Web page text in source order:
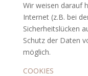
Wir weisen darauf
Internet (z.B. bei
Sicherheitslücken
Schutz der Daten
möglich.
COOKIES